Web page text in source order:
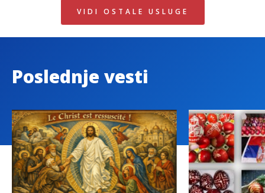
VIDI OSTALE USLUGE
Poslednje vesti